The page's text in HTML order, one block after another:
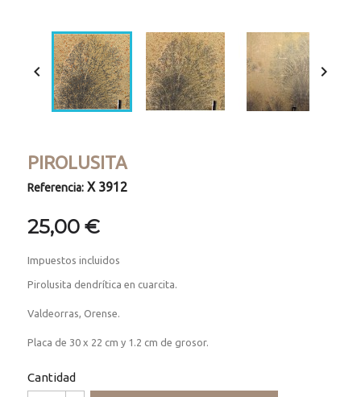
 
PIROLUSITA
Referencia: X 3912
25,00 €
Impuestos incluidos
Pirolusita dendrítica en cuarcita.
Valdeorras, Orense.
Placa de 30 x 22 cm y 1.2 cm de grosor.
Cantidad